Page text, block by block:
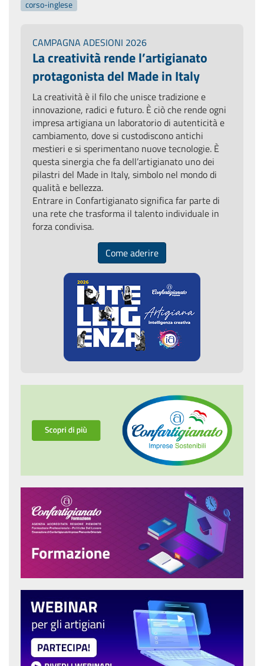
corso-inglese
CAMPAGNA ADESIONI 2026
La creatività rende l’artigianato
protagonista del Made in Italy
La creatività è il filo che unisce tradizione e
innovazione, radici e futuro. È ciò che rende ogni
impresa artigiana un laboratorio di autenticità e
cambiamento, dove si custodiscono antichi
mestieri e si sperimentano nuove tecnologie. È
questa sinergia che fa dell’artigianato uno dei
pilastri del Made in Italy, simbolo nel mondo di
qualità e bellezza.
Entrare in Confartigianato significa far parte di
una rete che trasforma il talento individuale in
forza condivisa.
Come aderire